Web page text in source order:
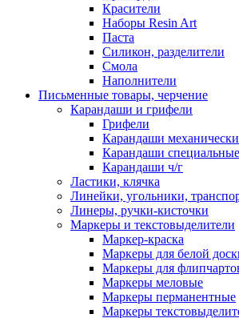
Красители
Наборы Resin Art
Паста
Силикон, разделители
Смола
Наполнители
Письменные товары, черчение
Карандаши и грифели
Грифели
Карандаши
Карандаши специальные
Карандаши ч/г
Ластики, клячка
Линейки, угольники,
Линеры, ручки-кисточки
Маркеры и текстовыделители
Маркер-краска
Маркеры для белой
Маркеры для
Маркеры меловые
Маркеры перманентные
Маркеры